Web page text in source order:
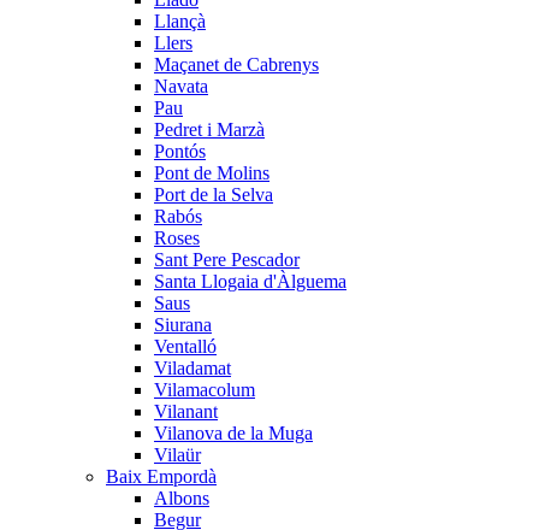
Llançà
Llers
Maçanet de Cabrenys
Navata
Pau
Pedret i Marzà
Pontós
Pont de Molins
Port de la Selva
Rabós
Roses
Sant Pere Pescador
Santa Llogaia d'Àlguema
Saus
Siurana
Ventalló
Viladamat
Vilamacolum
Vilanant
Vilanova de la Muga
Vilaür
Baix Empordà
Albons
Begur